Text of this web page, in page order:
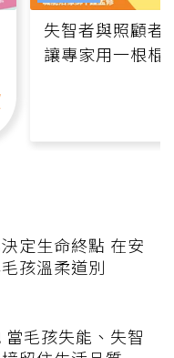
失智者與照顧者
讓專家用一根棍
定生命終點 在安
孩溫柔道別
毛孩失能、失智